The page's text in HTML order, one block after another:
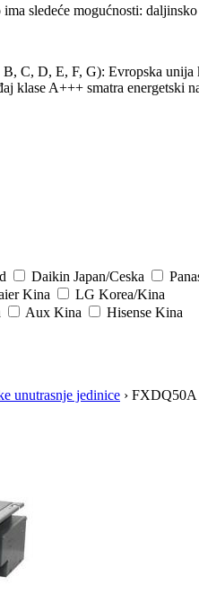
sledeće mogućnosti:
C, D, E, F, G): Evropska unija
klase A+++ smatra energetski
Daikin Japan/Ceska
Kina LG Korea/Kina
Aux Kina Hisense Kina
unutrasnje jedinice › FXDQ50A